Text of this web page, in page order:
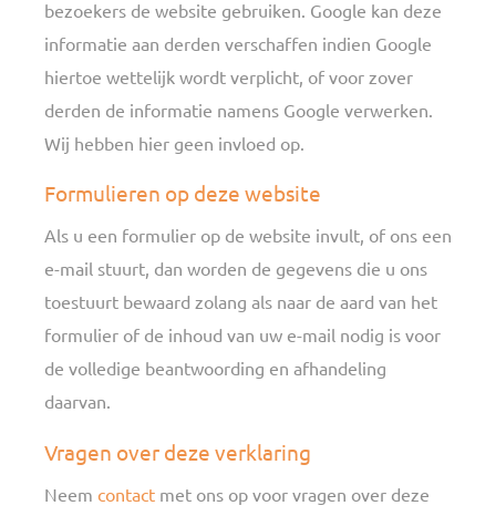
bezoekers de website gebruiken. Google kan deze
informatie aan derden verschaffen indien Google
hiertoe wettelijk wordt verplicht, of voor zover
derden de informatie namens Google verwerken.
Wij hebben hier geen invloed op.
Formulieren op deze website
Als u een formulier op de website invult, of ons een
e-mail stuurt, dan worden de gegevens die u ons
toestuurt bewaard zolang als naar de aard van het
formulier of de inhoud van uw e-mail nodig is voor
de volledige beantwoording en afhandeling
daarvan.
Vragen over deze verklaring
Neem contact met ons op voor vragen over deze